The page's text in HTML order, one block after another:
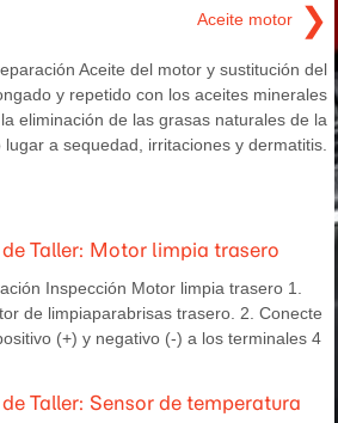
Aceite motor ❯
Aceite del motor y sustitución del
y repetido con los aceites minerales
eliminación de las grasas naturales de la
lugar a sequedad, irritaciones y dermatitis.
Taller: Motor limpia trasero
Inspección Motor limpia trasero 1.
de limpiaparabrisas trasero. 2. Conecte
(+) y negativo (-) a los terminales 4
Taller: Sensor de temperatura